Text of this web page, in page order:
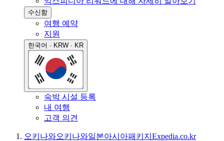
수신함
여행 예약
지원
한국어 · KRW · KR
숙박 시설 등록
내 여행
고객 의견
오키나와오키나와일본아시아패키지 Expedia.co.kr